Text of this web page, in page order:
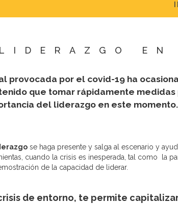
LIDERAZGO EN
provocada por el covid-19 ha
que tomar rápidamente
del liderazgo en este momento.
se haga presente y salga al escenario y
cuando la crisis es inesperada, tal como la
de la capacidad de liderar.
de entorno, te permite